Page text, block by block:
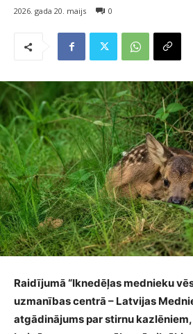
2026. gada 20. maijs 0
Raidījumā “Iknedēļas mednieku
uzmanības centrā – Latvijas
atgādinājums par stirnu